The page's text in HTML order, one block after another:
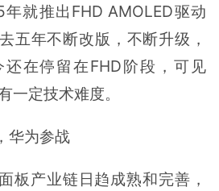
就推出FHD AMOLED驱动
五年不断改版，不断升级，
在停留在FHD阶段，可见
一定技术难度。
华为参战
板产业链日趋成熟和完善，